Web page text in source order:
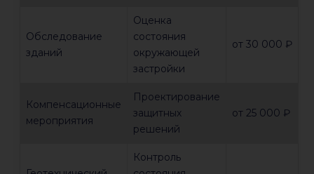
Обследование
зданий
Оценка
состояния
окружающей
застройки
от 30 000 ₽
Компенсационные
мероприятия
Проектирование
защитных
решений
от 25 000 ₽
Контроль